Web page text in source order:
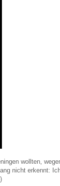
wollten,
nicht erkennt: